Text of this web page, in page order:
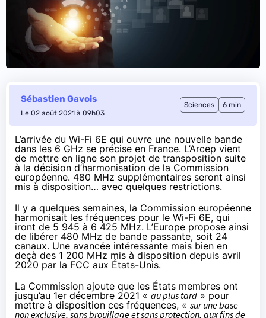
Sébastien Gavois
Le 02 août 2021 à 09h03
Sciences 6 min
L’arrivée du Wi-Fi 6E qui ouvre une nouvelle bande
dans les 6 GHz se précise en France. L’Arcep vient
de mettre en ligne son projet de transposition suite
à la décision d’harmonisation de la Commission
européenne. 480 MHz supplémentaires seront ainsi
mis à disposition… avec quelques restrictions.
Il y a quelques semaines, la Commission européenne
harmonisait les fréquences pour le Wi-Fi 6E, qui
iront de 5 945 à 6 425 MHz. L’Europe propose ainsi
de libérer 480 MHz de bande passante, soit 24
canaux. Une avancée intéressante mais bien en
deçà des 1 200 MHz mis à disposition depuis avril
2020 par la FCC aux États-Unis.
La Commission ajoute que les États membres ont
jusqu’au 1er décembre 2021 « au plus tard » pour
mettre à disposition ces fréquences, « sur une base
non exclusive, sans brouillage et sans protection, aux fins de